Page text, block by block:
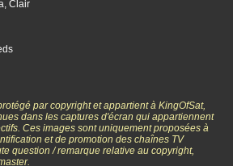
Clair
par copyright et appartient à KingOfSat,
dans les captures d'écran qui appartiennent
Ces images sont uniquement proposées à
et de promotion des chaînes TV
question / remarque relative au copyright,